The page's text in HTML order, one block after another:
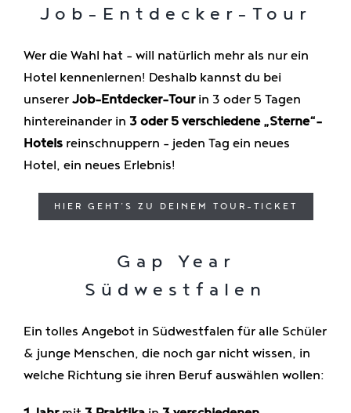
Job-Entdecker-Tour
Wer die Wahl hat – will natürlich mehr als nur ein
Hotel kennenlernen! Deshalb kannst du bei
unserer Job-Entdecker-Tourin 3 oder 5 Tagen
hintereinander in 3 oder 5 verschiedene „Sterne“-
Hotelsreinschnuppern – jeden Tag ein neues
Hotel, ein neues Erlebnis!
HIER GEHT’S ZU DEINEM TOUR-TICKET
Gap Year
Südwestfalen
Ein tolles Angebot in Südwestfalen für alle Schüler
& junge Menschen, die noch gar nicht wissen, in
welche Richtung sie ihren Beruf auswählen wollen: